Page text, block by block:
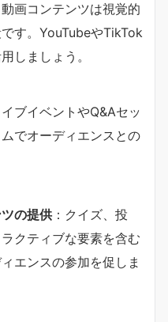
動画コンテンツは視覚的
す。YouTubeやTikTok
しましょう。
ブイベントやQ&Aセッ
でオーディエンスとの
の提供 ：クイズ、投
クティブな要素を含む
エンスの参加を促しま